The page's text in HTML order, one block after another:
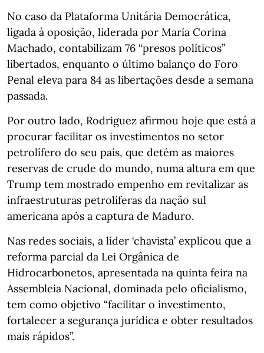
No caso da Plataforma Unitária Democrática,
ligada à oposição, liderada por María Corina
Machado, contabilizam 76 “presos políticos”
libertados, enquanto o último balanço do Foro
Penal eleva para 84 as libertações desde a semana
passada.
Por outro lado, Rodriguez afirmou hoje que está a
procurar facilitar os investimentos no setor
petrolífero do seu país, que detém as maiores
reservas de crude do mundo, numa altura em que
Trump tem mostrado empenho em revitalizar as
infraestruturas petrolíferas da nação sul
americana após a captura de Maduro.
Nas redes sociais, a líder ‘chavista’ explicou que a
reforma parcial da Lei Orgânica de
Hidrocarbonetos, apresentada na quinta feira na
Assembleia Nacional, dominada pelo oficialismo,
tem como objetivo “facilitar o investimento,
fortalecer a segurança jurídica e obter resultados
mais rápidos”.